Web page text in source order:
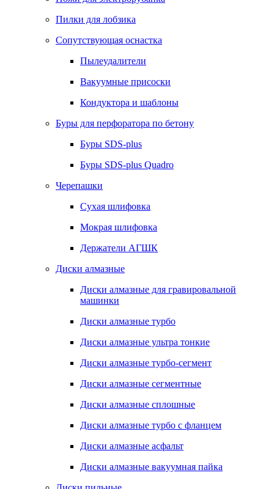
Пилки для лобзика
Сопутствующая оснастка
Пылеудалители
Вакуумные присоски
Кондуктора и шаблоны
Буры для перфоратора по бетону
Буры SDS-plus
Буры SDS-plus Quadro
Черепашки
Сухая шлифовка
Мокрая шлифовка
Держатели АГШК
Диски алмазные
Диски алмазные для гравировальной
машинки
Диски алмазные турбо
Диски алмазные ультра тонкие
Диски алмазные турбо-сегмент
Диски алмазные сегментные
Диски алмазные сплошные
Диски алмазные турбо с фланцем
Диски алмазные асфальт
Диски алмазные вакуумная пайка